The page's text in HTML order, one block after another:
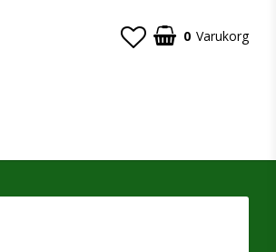
0 Varukorg